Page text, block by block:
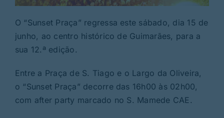
O “Sunset Praça” regressa este sábado, dia 15 de
junho, ao centro histórico de Guimarães, para a
sua 12.ª edição.
Entre a Praça de S. Tiago e o Largo da Oliveira,
o “Sunset Praça” decorre das 16h00 às 02h00,
com after party marcado no S. Mamede CAE.